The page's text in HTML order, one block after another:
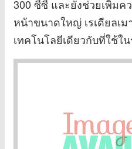
300 ซีซี และยังช่วยเพิ่มค
หน้าขนาดใหญ่ เรเดียลเม
เทคโนโลยีเดียวกับที่ใช้ใ